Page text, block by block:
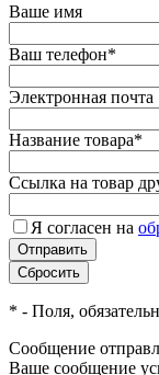
Ваше имя
Ваш телефон*
Электронная почта
Название товара*
Ссылка на товар
Я согласен на
* - Поля,
Сообщение
Ваше сообщение